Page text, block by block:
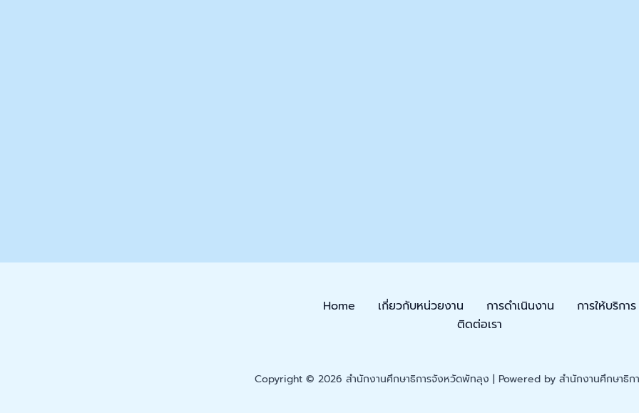
Home เกี่ยวกับหน่วยงาน การดำเนินงาน
การให้บริการ
ติดต่อเรา
Copyright © 2026 สำนักงานศึกษาธิการจังหวัดพัทลุง | Powered by สำนักงานศึกษาธิก